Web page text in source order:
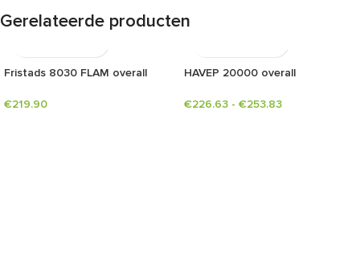
Gerelateerde producten
Fristads 8030 FLAM overall
€219.90
HAVEP 20000 overall
€226.63 - €253.83